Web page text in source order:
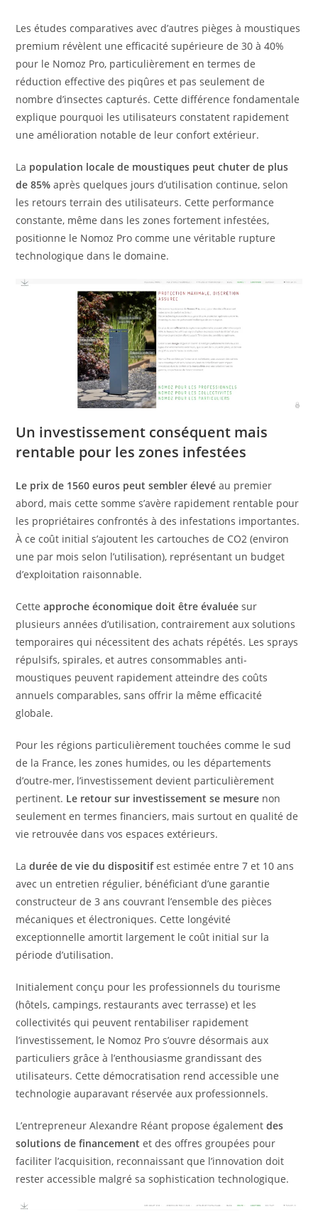
Les études comparatives avec d’autres pièges à moustiques
premium révèlent une efficacité supérieure de 30 à 40%
pour le Nomoz Pro, particulièrement en termes de
réduction effective des piqûres et pas seulement de
nombre d’insectes capturés. Cette différence fondamentale
explique pourquoi les utilisateurs constatent rapidement
une amélioration notable de leur confort extérieur.
La population locale de moustiques peut chuter de plus
de 85% après quelques jours d’utilisation continue, selon
les retours terrain des utilisateurs. Cette performance
constante, même dans les zones fortement infestées,
positionne le Nomoz Pro comme une véritable rupture
technologique dans le domaine.
Un investissement conséquent mais
rentable pour les zones infestées
Le prix de 1560 euros peut sembler élevé au premier
abord, mais cette somme s’avère rapidement rentable pour
les propriétaires confrontés à des infestations importantes.
À ce coût initial s’ajoutent les cartouches de CO2 (environ
une par mois selon l’utilisation), représentant un budget
d’exploitation raisonnable.
Cetteapproche économique doit être évaluée sur
plusieurs années d’utilisation, contrairement aux solutions
temporaires qui nécessitent des achats répétés. Les sprays
répulsifs, spirales, et autres consommables anti-
moustiques peuvent rapidement atteindre des coûts
annuels comparables, sans offrir la même efficacité
globale.
Pour les régions particulièrement touchées comme le sud
de la France, les zones humides, ou les départements
d’outre-mer, l’investissement devient particulièrement
pertinent. Le retour sur investissement se mesure non
seulement en termes financiers, mais surtout en qualité de
vie retrouvée dans vos espaces extérieurs.
Ladurée de vie du dispositifest estimée entre 7 et 10 ans
avec un entretien régulier, bénéficiant d’une garantie
constructeur de 3 ans couvrant l’ensemble des pièces
mécaniques et électroniques. Cette longévité
exceptionnelle amortit largement le coût initial sur la
période d’utilisation.
Initialement conçu pour les professionnels du tourisme
(hôtels, campings, restaurants avec terrasse) et les
collectivités qui peuvent rentabiliser rapidement
l’investissement, le Nomoz Pro s’ouvre désormais aux
particuliers grâce à l’enthousiasme grandissant des
utilisateurs. Cette démocratisation rend accessible une
technologie auparavant réservée aux professionnels.
L’entrepreneur Alexandre Réant propose égalementdes
solutions de financement et des offres groupées pour
faciliter l’acquisition, reconnaissant que l’innovation doit
rester accessible malgré sa sophistication technologique.